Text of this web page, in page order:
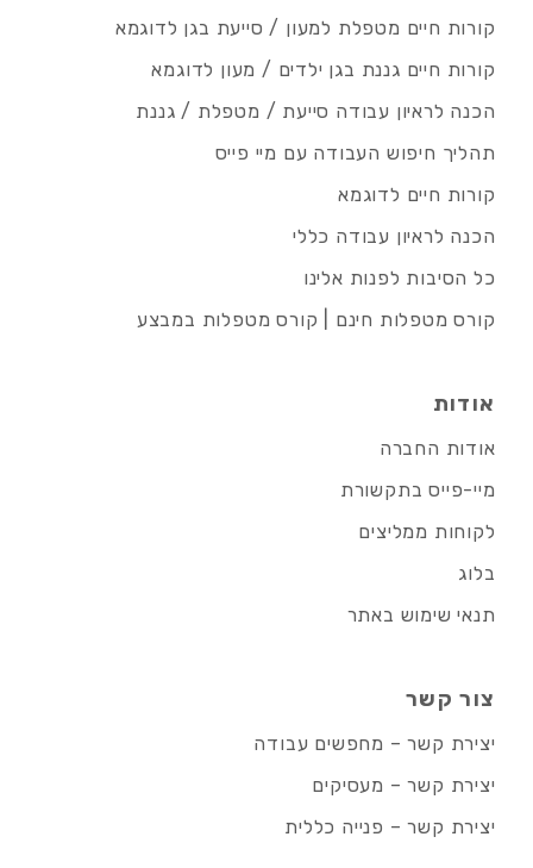
קורות חיים מטפלת למעון / סייעת בגן לדוגמא
קורות חיים גננת בגן ילדים / מעון לדוגמא
הכנה לראיון עבודה סייעת / מטפלת / גננת
תהליך חיפוש העבודה עם מיי פייס
קורות חיים לדוגמא
הכנה לראיון עבודה כללי
כל הסיבות לפנות אלינו
קורס מטפלות חינם | קורס מטפלות במבצע
אודות
אודות החברה
מיי-פייס בתקשורת
לקוחות ממליצים
בלוג
תנאי שימוש באתר
צור קשר
יצירת קשר – מחפשים עבודה
יצירת קשר – מעסיקים
יצירת קשר – פנייה כללית